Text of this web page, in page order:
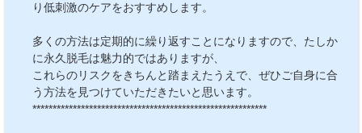
り低刺激のケアをおすすめします。
多くの方法は定期的に繰り返すことになりますので、たしか
に永久脱毛は魅力的ではありますが、
これらのリスクをきちんと踏まえたうえで、ぜひご自身に合
う方法を見つけていただきたいと思います。
**********************************************************